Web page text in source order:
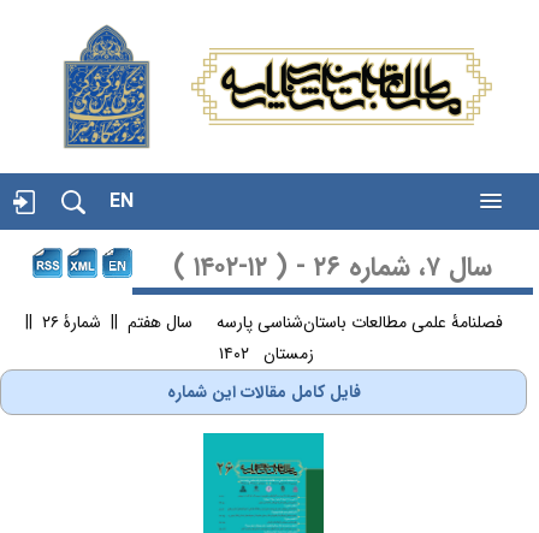
EN
سال ۷، شماره ۲۶ - ( ۱۲-۱۴۰۲ )
فصلنامۀ علمی مطالعات باستان‌شناسی پارسه سال هفتم || شمارۀ ۲۶ ||
زمستان ۱۴۰۲
فایل کامل مقالات این شماره